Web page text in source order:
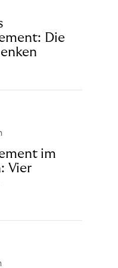
Die
im
Vier